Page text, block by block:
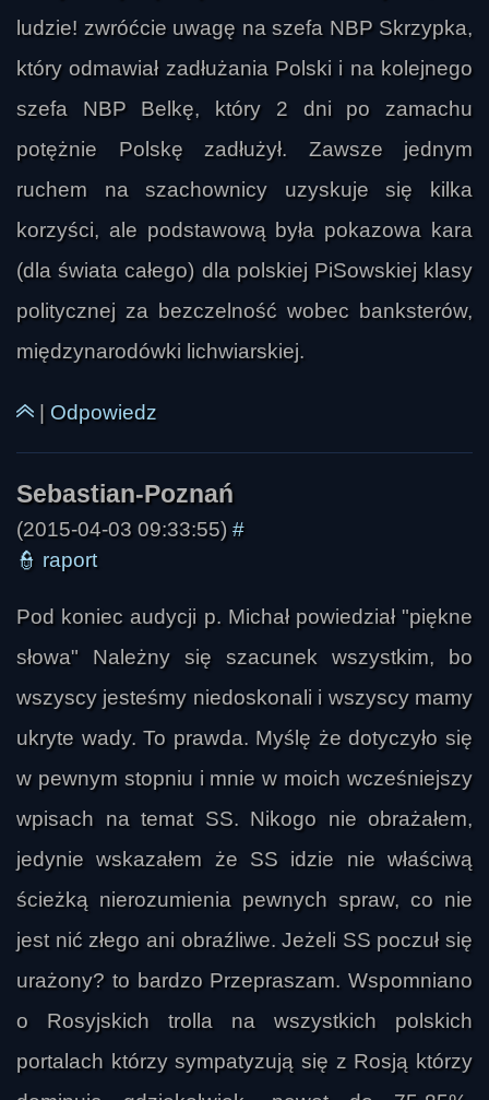
ludzie! zwróćcie uwagę na szefa NBP Skrzypka,
który odmawiał zadłużania Polski i na kolejnego
szefa NBP Belkę, który 2 dni po zamachu
potężnie Polskę zadłużył. Zawsze jednym
ruchem na szachownicy uzyskuje się kilka
korzyści, ale podstawową była pokazowa kara
(dla świata całego) dla polskiej PiSowskiej klasy
politycznej za bezczelność wobec banksterów,
międzynarodówki lichwiarskiej.
| Odpowiedz
(2015-04-03 09:33:55) #
👮 raport
Pod koniec audycji p. Michał powiedział "piękne
słowa" Należny się szacunek wszystkim, bo
wszyscy jesteśmy niedoskonali i wszyscy mamy
ukryte wady. To prawda. Myślę że dotyczyło się
w pewnym stopniu i mnie w moich wcześniejszy
wpisach na temat SS. Nikogo nie obrażałem,
jedynie wskazałem że SS idzie nie właściwą
ścieżką nierozumienia pewnych spraw, co nie
jest nić złego ani obraźliwe. Jeżeli SS poczuł się
urażony? to bardzo Przepraszam. Wspomniano
o Rosyjskich trolla na wszystkich polskich
portalach którzy sympatyzują się z Rosją którzy
dr.